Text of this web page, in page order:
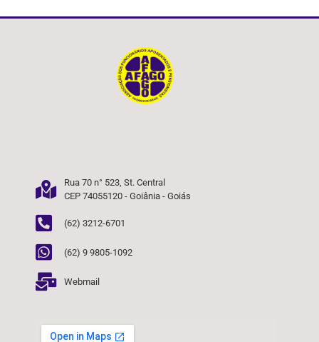
Rua 70 n° 523, St. Central
CEP 74055120 - Goiânia - Goiás
(62) 3212-6701
(62) 9 9805-1092
Webmail